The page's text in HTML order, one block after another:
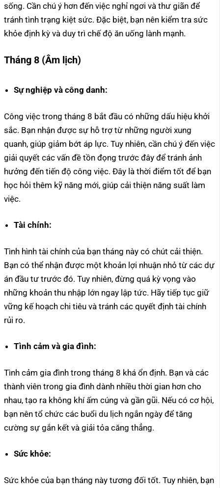
sống. Cần chú ý hơn đến việc nghỉ ngơi và thư giãn để
tránh tình trạng kiệt sức. Đặc biệt, bạn nên kiểm tra sức
khỏe định kỳ và duy trì chế độ ăn uống lành mạnh.
Tháng 8 (Âm lịch)
Sự nghiệp và công danh:
Công việc trong tháng 8 bắt đầu có những dấu hiệu khởi
sắc. Bạn nhận được sự hỗ trợ từ những người xung
quanh, giúp giảm bớt áp lực. Tuy nhiên, cần chú ý đến việc
giải quyết các vấn đề tồn đọng trước đây để tránh ảnh
hưởng đến tiến độ công việc. Đây là thời điểm tốt để bạn
học hỏi thêm kỹ năng mới, giúp cải thiện năng suất làm
việc.
Tài chính:
Tình hình tài chính của bạn tháng này có chút cải thiện.
Bạn có thể nhận được một khoản lợi nhuận nhỏ từ các dự
án đầu tư trước đó. Tuy nhiên, đừng quá kỳ vọng vào
những khoản thu nhập lớn ngay lập tức. Hãy tiếp tục giữ
vững kế hoạch chi tiêu và tránh các quyết định tài chính
rủi ro.
Tình cảm và gia đình:
Tình cảm gia đình trong tháng 8 khá ổn định. Bạn và các
thành viên trong gia đình dành nhiều thời gian hơn cho
nhau, tạo ra không khí ấm cúng và gần gũi. Nếu có cơ hội,
bạn nên tổ chức các buổi du lịch ngắn ngày để tăng
cường sự gắn kết và giải tỏa căng thẳng.
Sức khỏe:
Sức khỏe của bạn tháng này tương đối tốt. Tuy nhiên, bạn